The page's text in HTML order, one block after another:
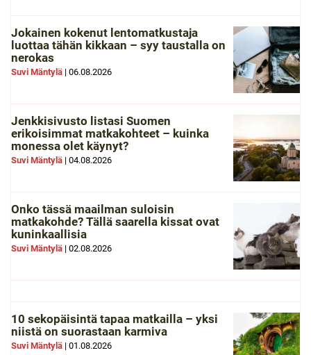
Jokainen kokenut lentomatkustaja
luottaa tähän kikkaan – syy taustalla on
nerokas
Suvi Mäntylä | 06.08.2026
Jenkkisivusto listasi Suomen
erikoisimmat matkakohteet – kuinka
monessa olet käynyt?
Suvi Mäntylä | 04.08.2026
Onko tässä maailman suloisin
matkakohde? Tällä saarella kissat ovat
kuninkaallisia
Suvi Mäntylä | 02.08.2026
10 sekopäisintä tapaa matkailla – yksi
niistä on suorastaan karmiva
Suvi Mäntylä | 01.08.2026